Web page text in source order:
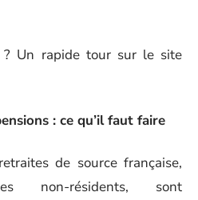
? Un rapide tour sur le site
: ce qu’il faut faire
de source française,
non-résidents, sont